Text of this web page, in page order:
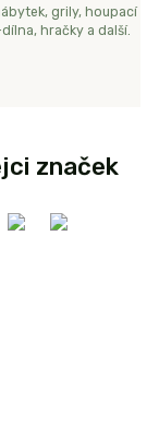
grily, houpací
hračky a další.
značek